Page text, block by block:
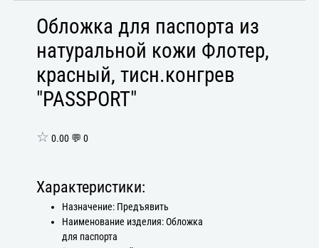
Обложка для паспорта из
натуральной кожи Флотер,
красный, тисн.конгрев
"PASSPORT"
☆ 0.00 💬 0
Характеристики:
Назначение: Предъявить
Наименование изделия: Обложка
для паспорта